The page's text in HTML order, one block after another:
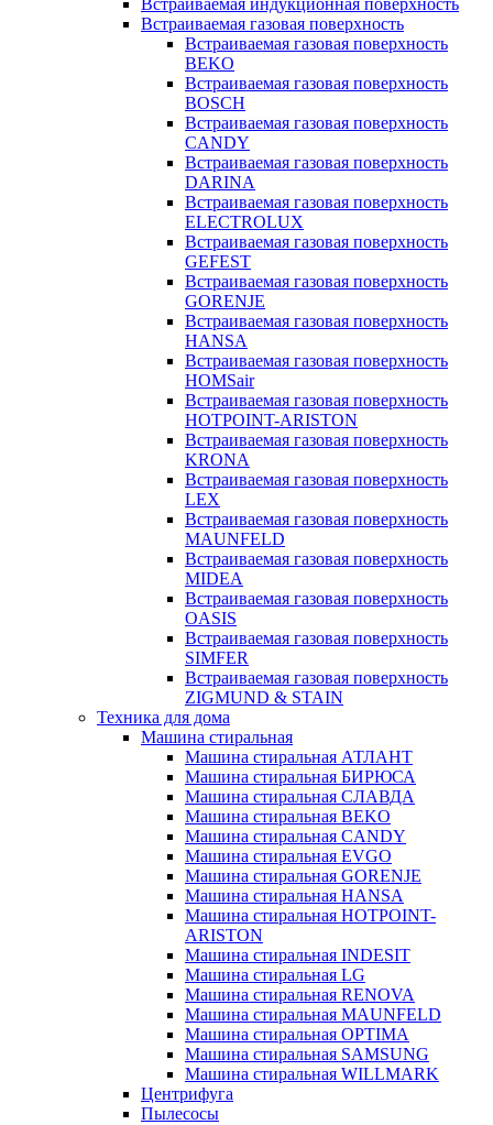
Встраиваемая индукционная поверхность
Встраиваемая газовая поверхность
Встраиваемая газовая поверхность
BEKO
Встраиваемая газовая поверхность
BOSCH
Встраиваемая газовая поверхность
CANDY
Встраиваемая газовая поверхность
DARINA
Встраиваемая газовая поверхность
ELECTROLUX
Встраиваемая газовая поверхность
GEFEST
Встраиваемая газовая поверхность
GORENJE
Встраиваемая газовая поверхность
HANSA
Встраиваемая газовая поверхность
HOMSair
Встраиваемая газовая поверхность
HOTPOINT-ARISTON
Встраиваемая газовая поверхность
KRONA
Встраиваемая газовая поверхность
LEX
Встраиваемая газовая поверхность
MAUNFELD
Встраиваемая газовая поверхность
MIDEA
Встраиваемая газовая поверхность
OASIS
Встраиваемая газовая поверхность
SIMFER
Встраиваемая газовая поверхность
ZIGMUND & STAIN
Техника для дома
Машина стиральная
Машина стиральная АТЛАНТ
Машина стиральная БИРЮСА
Машина стиральная СЛАВДА
Машина стиральная BEKO
Машина стиральная CANDY
Машина стиральная EVGO
Машина стиральная GORENJE
Машина стиральная HANSA
Машина стиральная HOTPOINT-
ARISTON
Машина стиральная INDESIT
Машина стиральная LG
Машина стиральная RENOVA
Машина стиральная MAUNFELD
Машина стиральная OPTIMA
Машина стиральная SAMSUNG
Машина стиральная WILLMARK
Центрифуга
Пылесосы